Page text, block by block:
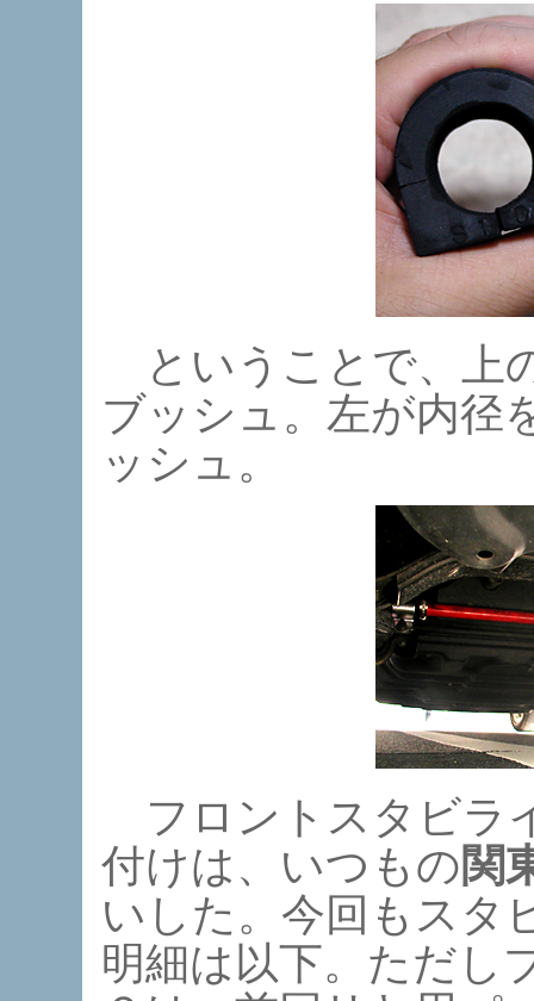
ということで、上
ブッシュ。左が内径
ッシュ。
フロントスタビラ
付けは、いつもの関
いした。今回もスタ
明細は以下。ただし